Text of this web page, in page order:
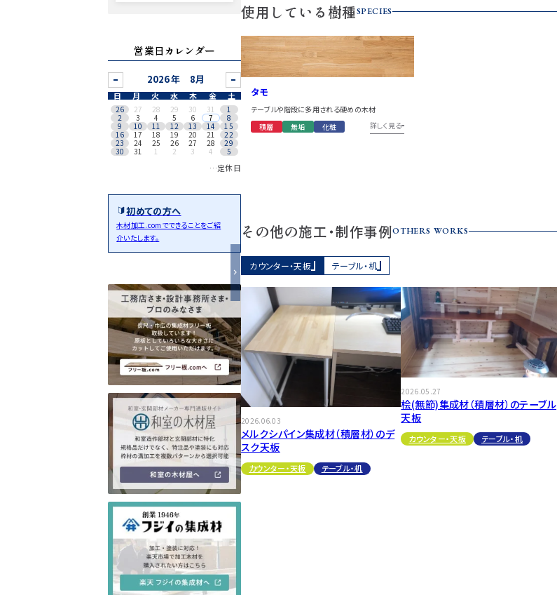
使用している樹種SPECIES
タモ
テーブルや階段に多用される硬めの木材
積層
無垢 化粧 詳しく見る
その他の施工・制作事例OTHERS WORKS
カウンター・天板 テーブル・机
2026.06.03
メルクシパイン集成材（積層材）のデ
スク天板
カウンター・天板 テーブル・机
2026.05.27
桧(無節)集成材（積層材）のテーブル
天板
カウンター・天板 テーブル・机
営業日カレンダー
8月
日 月 火 水 木 金 土
26 27 28 29 30 31
1
2
3 4 5 6 7
8
9
10 11 12 13 14
15
16
17 18 19 20 21
22
23
24 25 26 27 28
29
30
31 1 2 3 4 5
…定休日
初めての方へ
木材加工.comでできることをご紹
介いたします。